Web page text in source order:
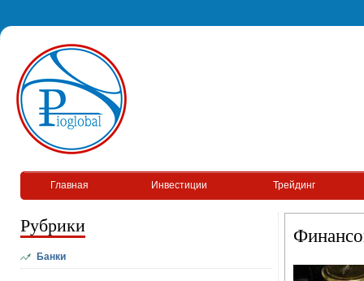
Главная Инвестиции Трейдинг
Рубрики
Банки